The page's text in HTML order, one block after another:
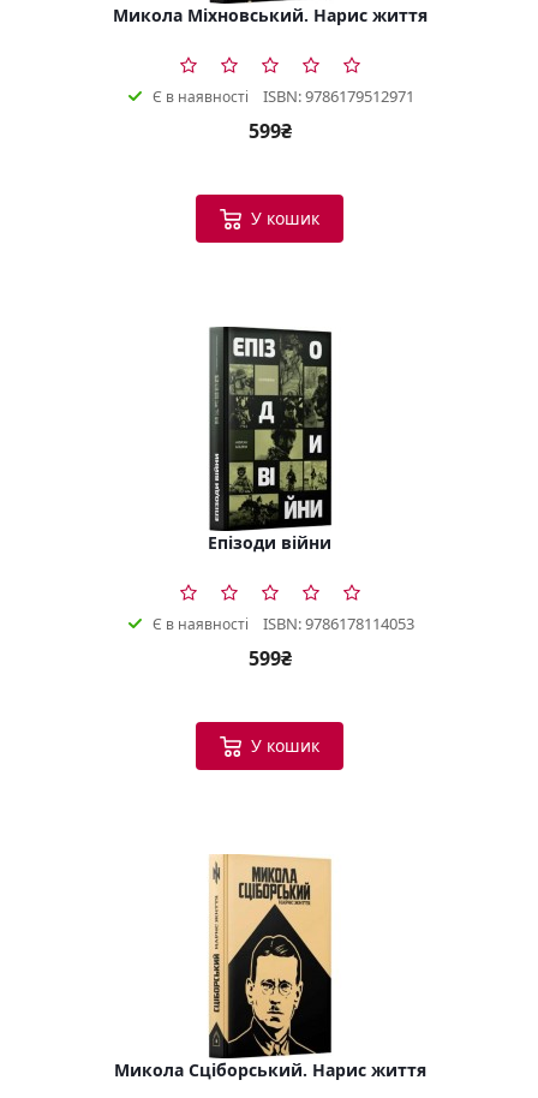
Микола Міхновський. Нарис життя
Є в наявності ISBN: 9786179512971
599₴
У кошик
Епізоди війни
Є в наявності ISBN: 9786178114053
599₴
У кошик
Микола Сціборський. Нарис життя